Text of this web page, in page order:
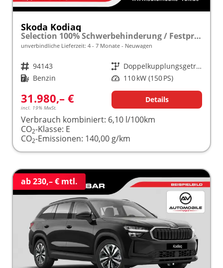
Skoda Kodiaq
Selection 100% Schwerbehinderung / Festpreisgarantie* Modelljahr 1.5 TSI Mild-Hybrid 150PS DSG "Sonderangebot bei Schwerbehinderung" frei konfigurierbar!
unverbindliche Lieferzeit: 4 - 7 Monate Neuwagen
Fahrzeugnr. 94143 Getriebe
Doppelkupplungsgetriebe (DSG)
Kraftstoff Benzin Leistung 110 kW (150 PS)
31.980,– €
incl. 19% MwSt.
Details
Verbrauch kombiniert: 6,10 l/100km
CO2-Klasse: E
CO2-Emissionen: 140,00 g/km
ab 230,– € mtl.